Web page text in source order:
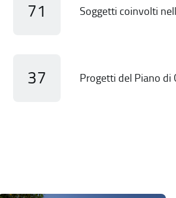
71 Soggetti coinvolti
37 Progetti del Piano